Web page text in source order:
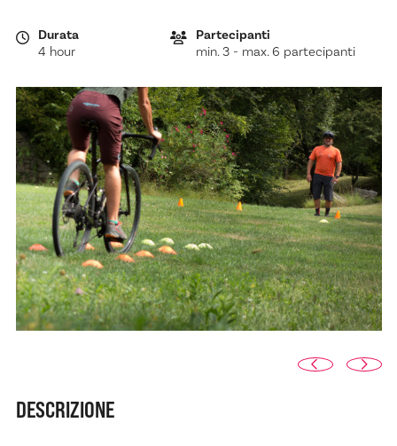
Durata
4 hour
Partecipanti
min. 3 - max. 6 partecipanti
DESCRIZIONE